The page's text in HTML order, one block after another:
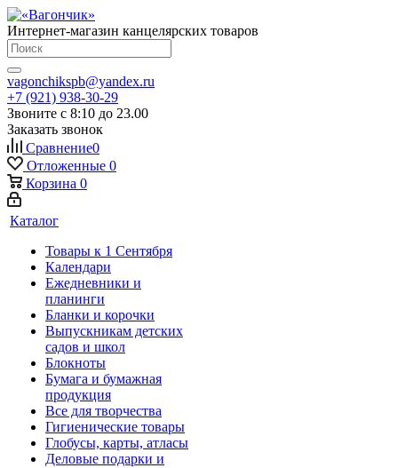
Интернет-магазин канцелярских товаров
vagonchikspb@yandex.ru
+7 (921) 938-30-29
Звоните с 8:10 до 23.00
Заказать звонок
Сравнение0
Отложенные 0
Корзина 0
Каталог
Товары к 1 Сентября
Календари
Ежедневники и
планинги
Бланки и корочки
Выпускникам детских
садов и школ
Блокноты
Бумага и бумажная
продукция
Все для творчества
Гигиенические товары
Глобусы, карты, атласы
Деловые подарки и